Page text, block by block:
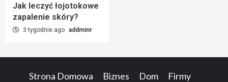
Jak leczyć łojotokowe
zapalenie skóry?
3 tygodnie ago addminr
Strona Domowa Biznes Dom Firmy